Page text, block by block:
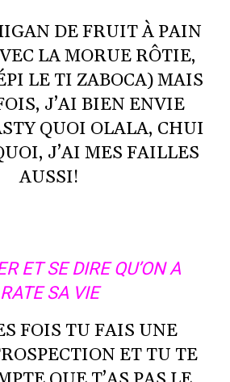
DE FRUIT À PAIN
LA MORUE RÔTIE,
LE TI ZABOCA) MAIS
J’AI BIEN ENVIE
QUOI OLALA, CHUI
J’AI MES FAILLES
AUSSI!
ET SE DIRE QU’ON A
RATE SA VIE
FOIS TU FAIS UNE
ET TU TE